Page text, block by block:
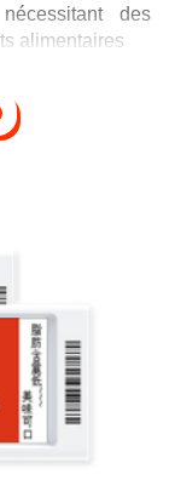
des
alimentaires